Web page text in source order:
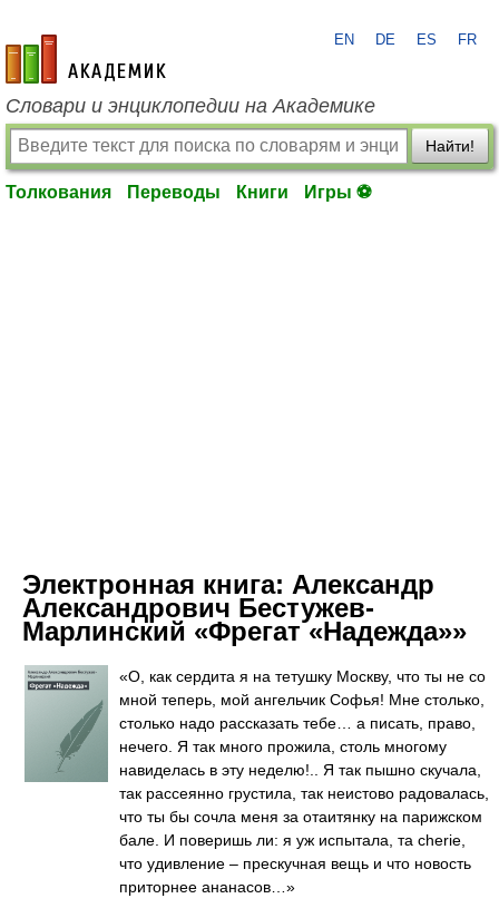
academic.ru
EN DE ES FR
Словари и энциклопедии на Академике
Найти!
Толкования Переводы Книги Игры ⚽
Электронная книга: Александр
Александрович Бестужев-
Марлинский «Фрегат «Надежда»»
«О, как сердита я на тетушку Москву, что ты не со
мной теперь, мой ангельчик Софья! Мне столько,
столько надо рассказать тебе… а писать, право,
нечего. Я так много прожила, столь многому
навиделась в эту неделю!.. Я так пышно скучала,
так рассеянно грустила, так неистово радовалась,
что ты бы сочла меня за отаитянку на парижском
бале. И поверишь ли: я уж испытала, та cherie,
что удивление – прескучная вещь и что новость
приторнее ананасов…»